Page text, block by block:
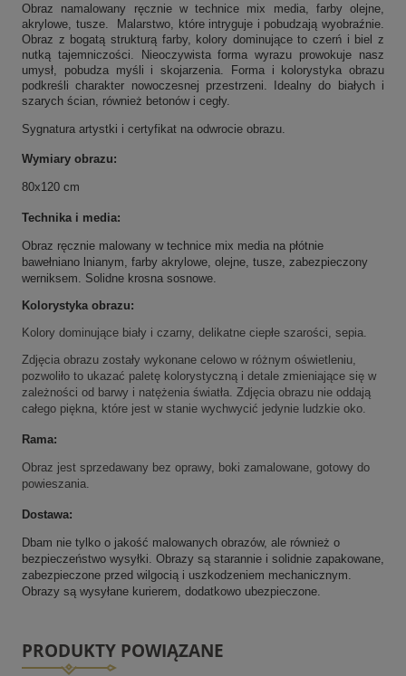
Obraz namalowany ręcznie w technice mix media, farby olejne,
akrylowe, tusze. Malarstwo, które intryguje i pobudzają wyobraźnie.
Obraz z bogatą strukturą farby, kolory dominujące to czerń i biel z
nutką tajemniczości. Nieoczywista forma wyrazu prowokuje nasz
umysł, pobudza myśli i skojarzenia. Forma i kolorystyka obrazu
podkreśli charakter nowoczesnej przestrzeni. Idealny do białych i
szarych ścian, również betonów i cegły.
Sygnatura artystki i certyfikat na odwrocie obrazu.
Wymiary obrazu:
80x120 cm
Technika i media:
Obraz ręcznie malowany w technice mix media na płótnie
bawełniano lnianym, farby akrylowe, olejne, tusze, zabezpieczony
werniksem. Solidne krosna sosnowe.
Kolorystyka obrazu:
Kolory dominujące biały i czarny, delikatne ciepłe szarości, sepia.
Zdjęcia obrazu zostały wykonane celowo w różnym oświetleniu,
pozwoliło to ukazać paletę kolorystyczną i detale zmieniające się w
zależności od barwy i natężenia światła. Zdjęcia obrazu nie oddają
całego piękna, które jest w stanie wychwycić jedynie ludzkie oko.
Rama:
Obraz jest sprzedawany bez oprawy, boki zamalowane, gotowy do
powieszania.
Dostawa:
Dbam nie tylko o jakość malowanych obrazów, ale również o
bezpieczeństwo wysyłki. Obrazy są starannie i solidnie zapakowane,
zabezpieczone przed wilgocią i uszkodzeniem mechanicznym.
Obrazy są wysyłane kurierem, dodatkowo ubezpieczone.
PRODUKTY POWIĄZANE